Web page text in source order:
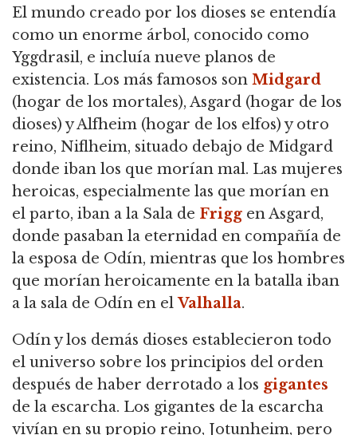
El mundo creado por los dioses se entendía
como un enorme árbol, conocido como
Yggdrasil, e incluía nueve planos de
existencia. Los más famosos son Midgard
(hogar de los mortales), Asgard (hogar de los
dioses) y Alfheim (hogar de los elfos) y otro
reino, Niflheim, situado debajo de Midgard
donde iban los que morían mal. Las mujeres
heroicas, especialmente las que morían en
el parto, iban a la Sala de Frigg en Asgard,
donde pasaban la eternidad en compañía de
la esposa de Odín, mientras que los hombres
que morían heroicamente en la batalla iban
a la sala de Odín en elValhalla.
Odín y los demás dioses establecieron todo
el universo sobre los principios del orden
después de haber derrotado a los gigantes
de la escarcha. Los gigantes de la escarcha
vivían en su propio reino, Jotunheim, pero